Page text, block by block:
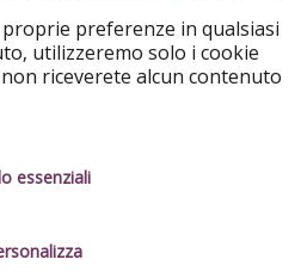
Informazioni legali
Termini d' Uso
preferenze in qualsiasi
utilizzeremo solo i cookie
riceverete alcun contenuto
essenziali